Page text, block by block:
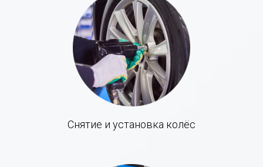
Снятие и установка колёс